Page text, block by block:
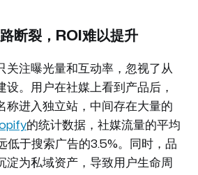
断裂，ROI难以提升
关注曝光量和互动率，忽视了从
设。用户在社媒上看到产品后，
称进入独立站，中间存在大量的
的统计数据，社媒流量的平均
低于搜索广告的3.5%。同时，品
淀为私域资产，导致用户生命周